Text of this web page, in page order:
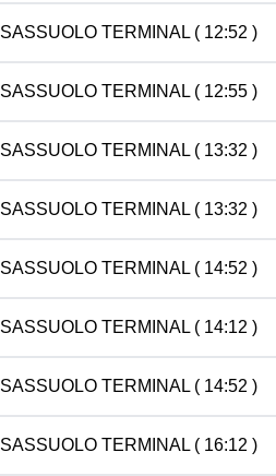
SASSUOLO TERMINAL ( 12:52 )
SASSUOLO TERMINAL ( 12:55 )
SASSUOLO TERMINAL ( 13:32 )
SASSUOLO TERMINAL ( 13:32 )
SASSUOLO TERMINAL ( 14:52 )
SASSUOLO TERMINAL ( 14:12 )
SASSUOLO TERMINAL ( 14:52 )
SASSUOLO TERMINAL ( 16:12 )